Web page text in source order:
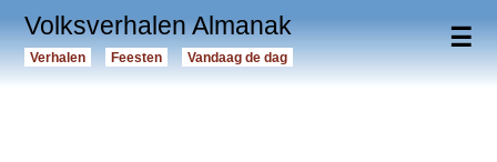
☰
Volksverhalen Almanak
Verhalen Feesten Vandaag de dag